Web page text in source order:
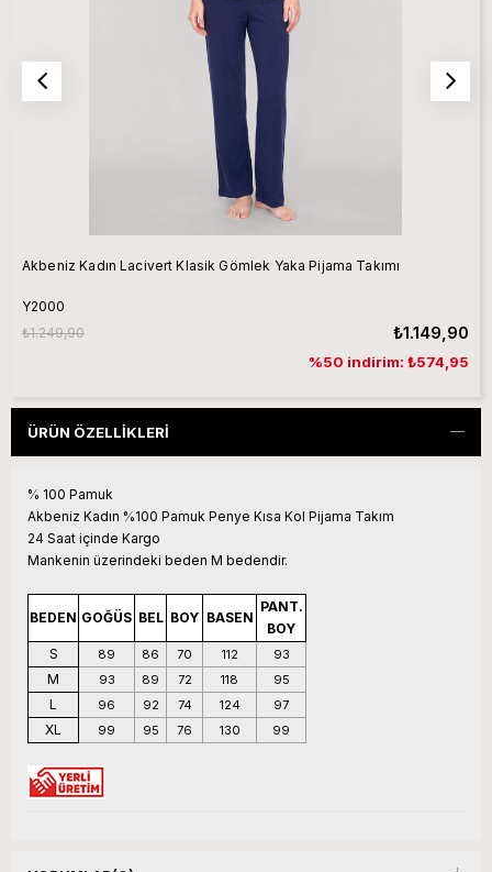
Akbeniz Kadın Lacivert Klasik Gömlek Yaka Pijama Takımı
Y2000
₺1.149,90
₺1.249,90
%50 indirim: ₺574,95
ÜRÜN ÖZELLIKLERI
% 100 Pamuk
Akbeniz Kadın %100 Pamuk Penye Kısa Kol Pijama Takım
24 Saat içinde Kargo
Mankenin üzerindeki beden M bedendir.
BEDEN GOĞÜS BEL BOY BASEN
PANT.
BOY
S
89 86 70 112 93
M 93 89 72 118 95
L 96 92 74 124 97
XL 99 95 76 130 99